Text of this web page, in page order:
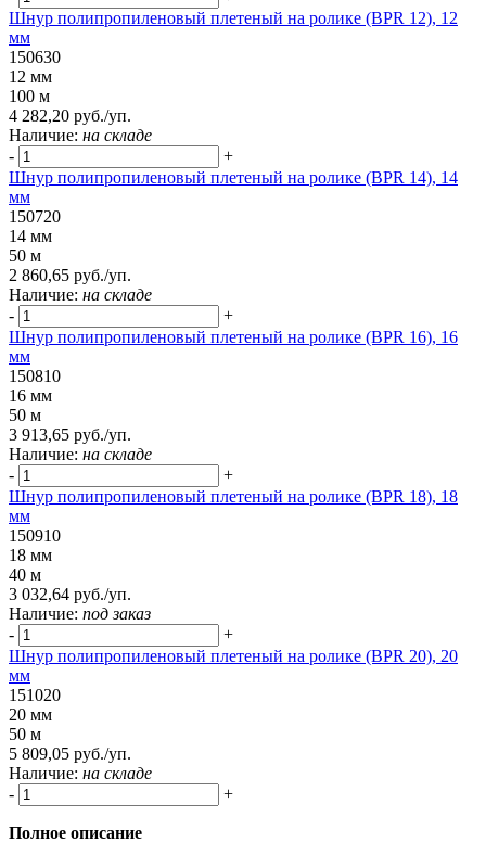
Шнур полипропиленовый плетеный на ролике (BPR 12), 12
мм
150630
12 мм
100 м
4 282,20 руб./уп.
Наличие: на складе
-
+
Шнур полипропиленовый плетеный на ролике (BPR 14), 14
мм
150720
14 мм
50 м
2 860,65 руб./уп.
Наличие: на складе
-
+
Шнур полипропиленовый плетеный на ролике (BPR 16), 16
мм
150810
16 мм
50 м
3 913,65 руб./уп.
Наличие: на складе
-
+
Шнур полипропиленовый плетеный на ролике (BPR 18), 18
мм
150910
18 мм
40 м
3 032,64 руб./уп.
Наличие: под заказ
-
+
Шнур полипропиленовый плетеный на ролике (BPR 20), 20
мм
151020
20 мм
50 м
5 809,05 руб./уп.
Наличие: на складе
-
+
Полное описание